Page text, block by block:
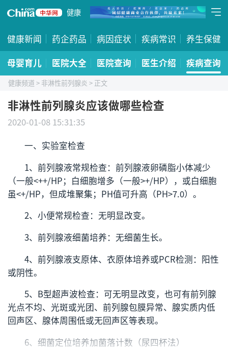
健康
健康新闻 药企药品 病因症状 疾病常识
养生保健
母婴育儿
医院大全 医院查询 医生介绍 疾病查询
健康频道> 非淋性前列腺炎 > 正文
非淋性前列腺炎应该做哪些检查
2020-01-08 15:31:35
一、实验室检查
1、前列腺液常规检查：前列腺液卵磷脂小体减少
（一般<++/HP；白细胞增多（一般>+/HP），或白细胞
虽<+/HP，但成堆聚集；PH值可升高（PH>7.0）。
2、小便常规检查：无明显改变。
3、前列腺液细菌培养：无细菌生长。
4、前列腺液支原体、衣原体培养或PCR检测：阳性
或阴性。
5、B型超声波检查：可无明显改变，也可有前列腺
光点不均、光斑或光团、前列腺包膜异常、腺实质内低
回声区、腺体周围低或无回声区等表现。
6、细菌定位培养加菌落计数（尿四杯法）